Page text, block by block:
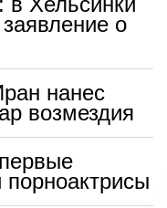
о
нанес
возмездия